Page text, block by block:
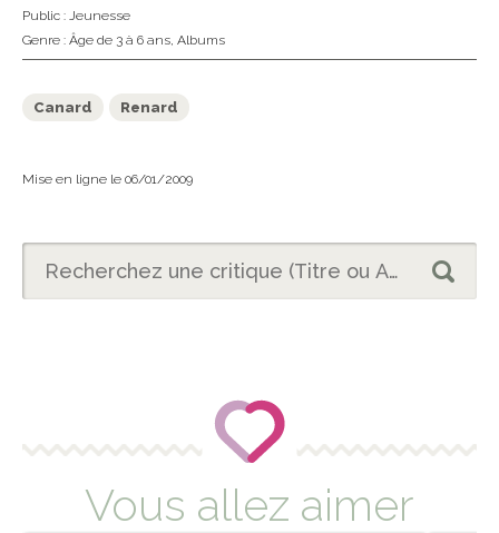
Public : Jeunesse
Genre : Âge de 3 à 6 ans, Albums
Canard Renard
Mise en ligne le 06/01/2009
Vous allez aimer